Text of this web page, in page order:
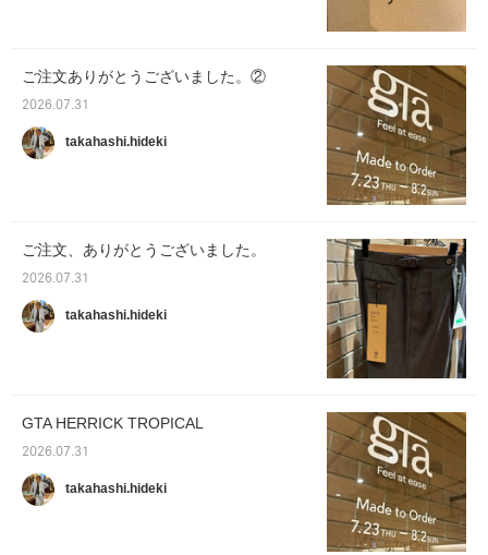
ご注文ありがとうございました。②
2026.07.31
takahashi.hideki
ご注文、ありがとうございました。
2026.07.31
takahashi.hideki
GTA HERRICK TROPICAL
2026.07.31
takahashi.hideki